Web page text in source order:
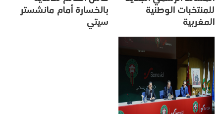
للمنتخبات الوطنية
المغربية
بالخسارة أمام مانشستر
سيتي